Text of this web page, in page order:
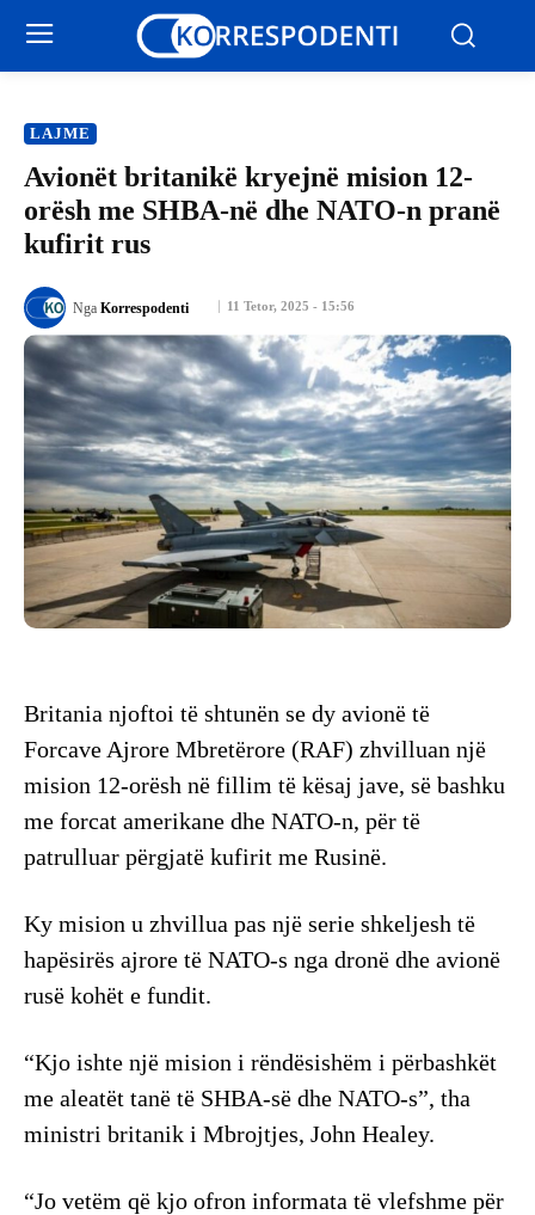
LAJME
Avionët britanikë kryejnë mision 12-
orësh me SHBA-në dhe NATO-n pranë
kufirit rus
11 Tetor, 2025 - 15:56
Nga Korrespodenti
Britania njoftoi të shtunën se dy avionë të
Forcave Ajrore Mbretërore (RAF) zhvilluan një
mision 12-orësh në fillim të kësaj jave, së bashku
me forcat amerikane dhe NATO-n, për të
patrulluar përgjatë kufirit me Rusinë.
Ky mision u zhvillua pas një serie shkeljesh të
hapësirës ajrore të NATO-s nga dronë dhe avionë
rusë kohët e fundit.
“Kjo ishte një mision i rëndësishëm i përbashkët
me aleatët tanë të SHBA-së dhe NATO-s”, tha
ministri britanik i Mbrojtjes, John Healey.
“Jo vetëm që kjo ofron informata të vlefshme për